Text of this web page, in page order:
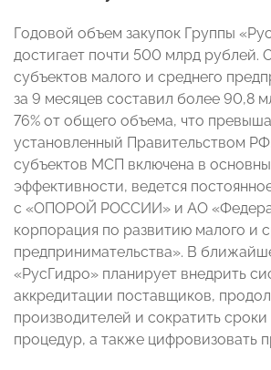
Годовой объем закупок Группы
достигает почти 500 млрд рублей.
субъектов малого и среднего
за 9 месяцев составил более 90,8
76% от общего объема, что
установленный Правительством
субъектов МСП включена в
эффективности, ведется
с «ОПОРОЙ РОССИИ» и АО
корпорация по развитию малого и
предпринимательства». В
«РусГидро» планирует внедрить
аккредитации поставщиков,
производителей и сократить
процедур, а также цифровизовать